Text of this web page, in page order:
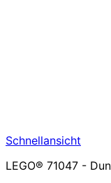
Schnellansicht
LEGO® 71047 -